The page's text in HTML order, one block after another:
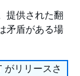
提供された翻
矛盾がある場
がリリースさ